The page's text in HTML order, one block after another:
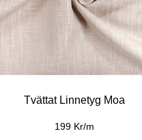
Tvättat Linnetyg Moa
199 Kr/m